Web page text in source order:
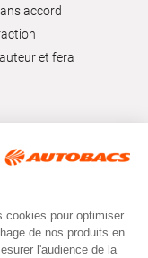
accord
et fera